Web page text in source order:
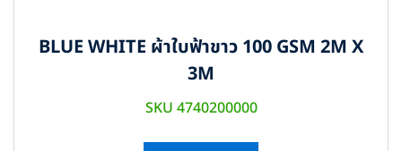
BLUE WHITE ผ้าใบฟ้าขาว 100 GSM 2M X
3M
SKU 4740200000